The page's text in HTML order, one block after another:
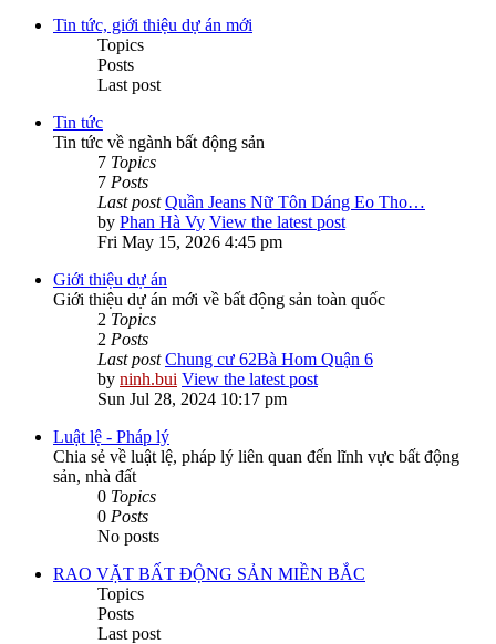
Tin tức, giới thiệu dự án mới
Topics
Posts
Last post
Tin tức
Tin tức về ngành bất động sản
7 Topics
7 Posts
Last post Quần Jeans Nữ Tôn Dáng Eo Tho…
by Phan Hà Vy View the latest post
Fri May 15, 2026 4:45 pm
Giới thiệu dự án
Giới thiệu dự án mới về bất động sản toàn quốc
2 Topics
2 Posts
Last post Chung cư 62Bà Hom Quận 6
by ninh.bui View the latest post
Sun Jul 28, 2024 10:17 pm
Luật lệ - Pháp lý
Chia sẻ về luật lệ, pháp lý liên quan đến lĩnh vực bất động
sản, nhà đất
0 Topics
0 Posts
No posts
RAO VẶT BẤT ĐỘNG SẢN MIỀN BẮC
Topics
Posts
Last post